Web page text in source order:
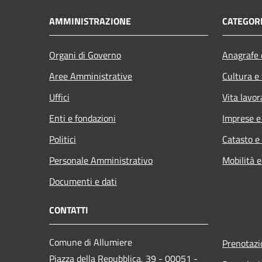
AMMINISTRAZIONE
Organi di Governo
Aree Amministrative
Uffici
Enti e fondazioni
Politici
Personale Amministrativo
Documenti e dati
Cultura
Vita
Imprese
Catasto
Mobilità
CONTATTI
Comune di Allumiere
Piazza della Repubblica, 39 - 00051 -